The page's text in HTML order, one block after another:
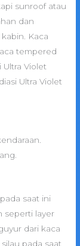
sunroof atau
dan
Kaca
tempered
Violet
Ultra Violet
saat ini
seperti layer
dari kaca
pada saat